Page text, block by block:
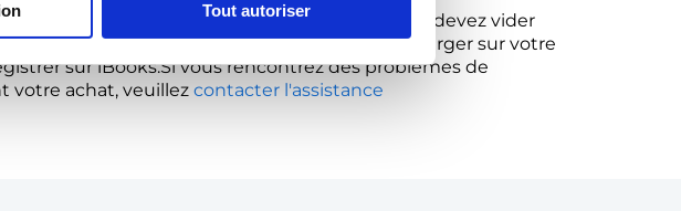
Tout autoriser
à la page d'accueil au lieu des fichiers, vous devez vider
les fichiers ouverts, assurez-vous de les télécharger sur votre
sur iBooks.Si vous rencontrez des problèmes de
votre achat, veuillezcontacter l'assistance